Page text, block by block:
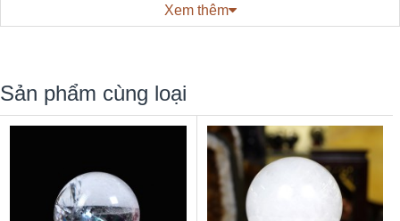
Xem thêm
Sản phẩm cùng loại